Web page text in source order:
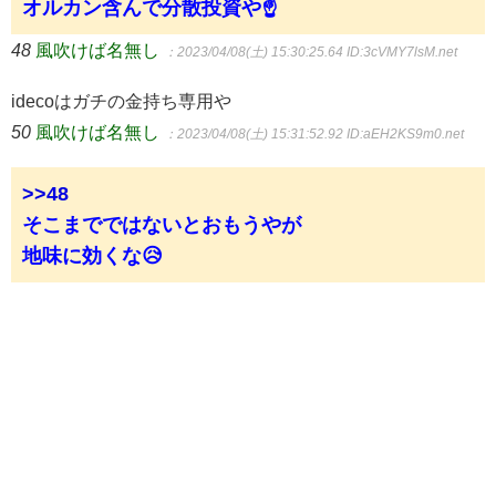
オルカン含んで分散投資や☝
48 風吹けば名無し ：2023/04/08(土) 15:30:25.64 ID:3cVMY7lsM.net
idecoはガチの金持ち専用や
50 風吹けば名無し ：2023/04/08(土) 15:31:52.92 ID:aEH2KS9m0.net
>>48
そこまでではないとおもうやが
地味に効くな😥